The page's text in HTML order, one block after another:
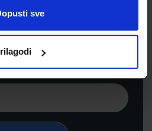
sveprijava
primali informacije o novim
akcijama i drugim